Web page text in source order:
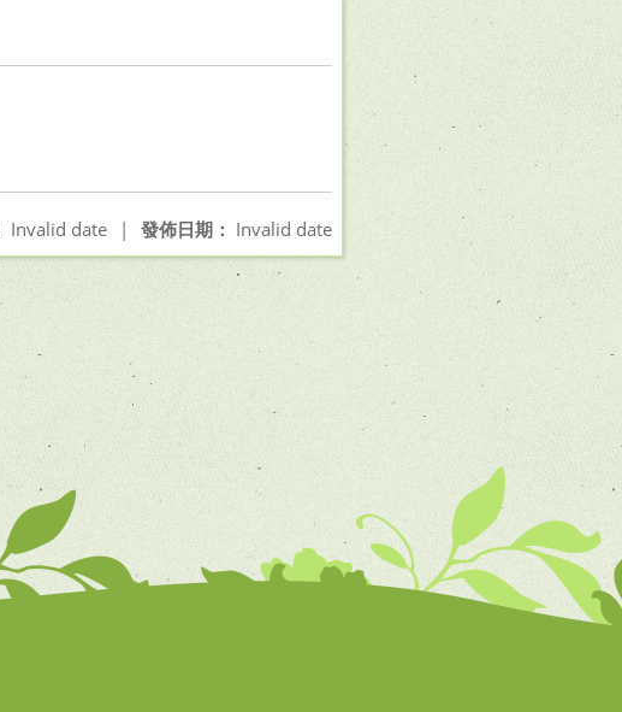
發佈日期： Invalid date
Invalid date |